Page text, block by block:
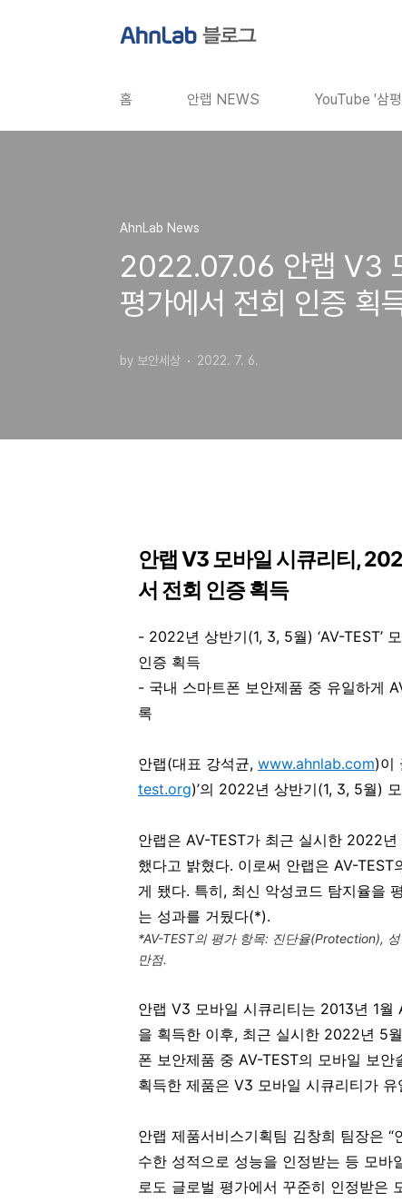
홈 안랩 NEWS YouTube '삼
AhnLab News
2022.07.06 안랩 V3
평가에서 전회 인증 획
by 보안세상 2022. 7. 6.
안랩 V3 모바일 시큐리티,
서 전회 인증 획득
- 2022년 상반기(1, 3, 5월) ‘AV-TEST’
인증 획득
- 국내 스마트폰 보안제품 중 유일하게
록
안랩(대표 강석균, www.ahnlab.com)이
test.org)’의 2022년 상반기(1, 3, 5월)
안랩은 AV-TEST가 최근 실시한 2022
했다고 밝혔다. 이로써 안랩은 AV-
게 됐다. 특히, 최신 악성코드 탐지율을
는 성과를 거뒀다(*).
*AV-TEST의 평가 항목: 진단율(Protection),
만점.
안랩 V3 모바일 시큐리티는 2013년 1
을 획득한 이후, 최근 실시한 2022년 5
폰 보안제품 중 AV-TEST의 모바일 보
획득한 제품은 V3 모바일 시큐리티가 유
안랩 제품서비스기획팀 김창희 팀장은
수한 성적으로 성능을 인정받는 등 모바
로도 글로벌 평가에서 꾸준히 인정받은